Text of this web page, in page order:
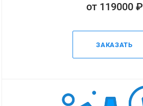
от 119000 ₽
ЗАКАЗАТЬ